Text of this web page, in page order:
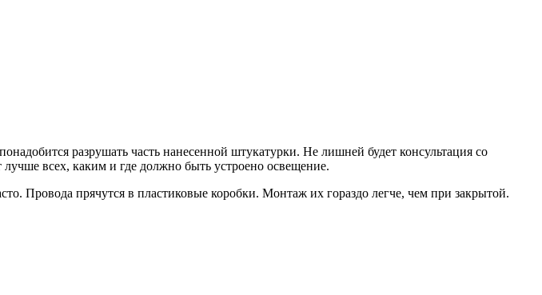
разрушать часть нанесенной штукатурки. Не лишней будет консультация со
всех, каким и где должно быть устроено освещение.
Провода прячутся в пластиковые коробки. Монтаж их гораздо легче, чем при закрытой.